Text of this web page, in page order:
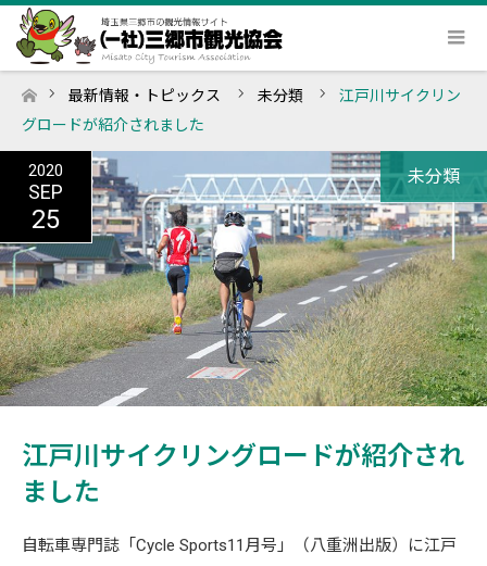
ホーム
最新情報・トピックス 未分類
江戸川サイクリン
グロードが紹介されました
2020
SEP
25
未分類
江戸川サイクリングロードが紹介され
ました
自転車専門誌「Cycle Sports11月号」（八重洲出版）に江戸